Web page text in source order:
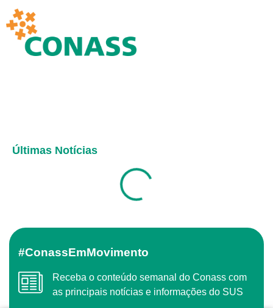
Últimas Notícias
#ConassEmMovimento
Receba o conteúdo semanal do Conass com
as principais notícias e informações do SUS